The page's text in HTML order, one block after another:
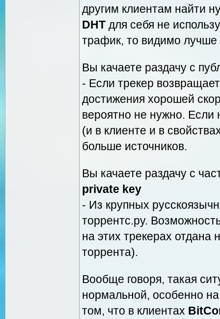
другим клиентам найти
DHT для себя не
трафик, то видимо лучше
Вы качаете раздачу с
- Если трекер
достижения хорошей
вероятно не нужно. Если
(и в клиенте и в
больше источников.
Вы качаете раздачу с
private key
- Из крупных
торрентс.ру.
на этих трекерах
торрента).
Вообще говоря, такая
нормальной, особенно
том, что в клиентах